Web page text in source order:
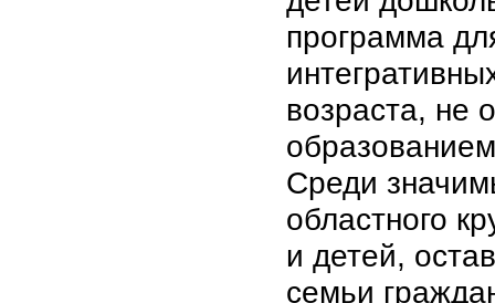
программа
возраста, не
Среди
областного
и детей,
семьи